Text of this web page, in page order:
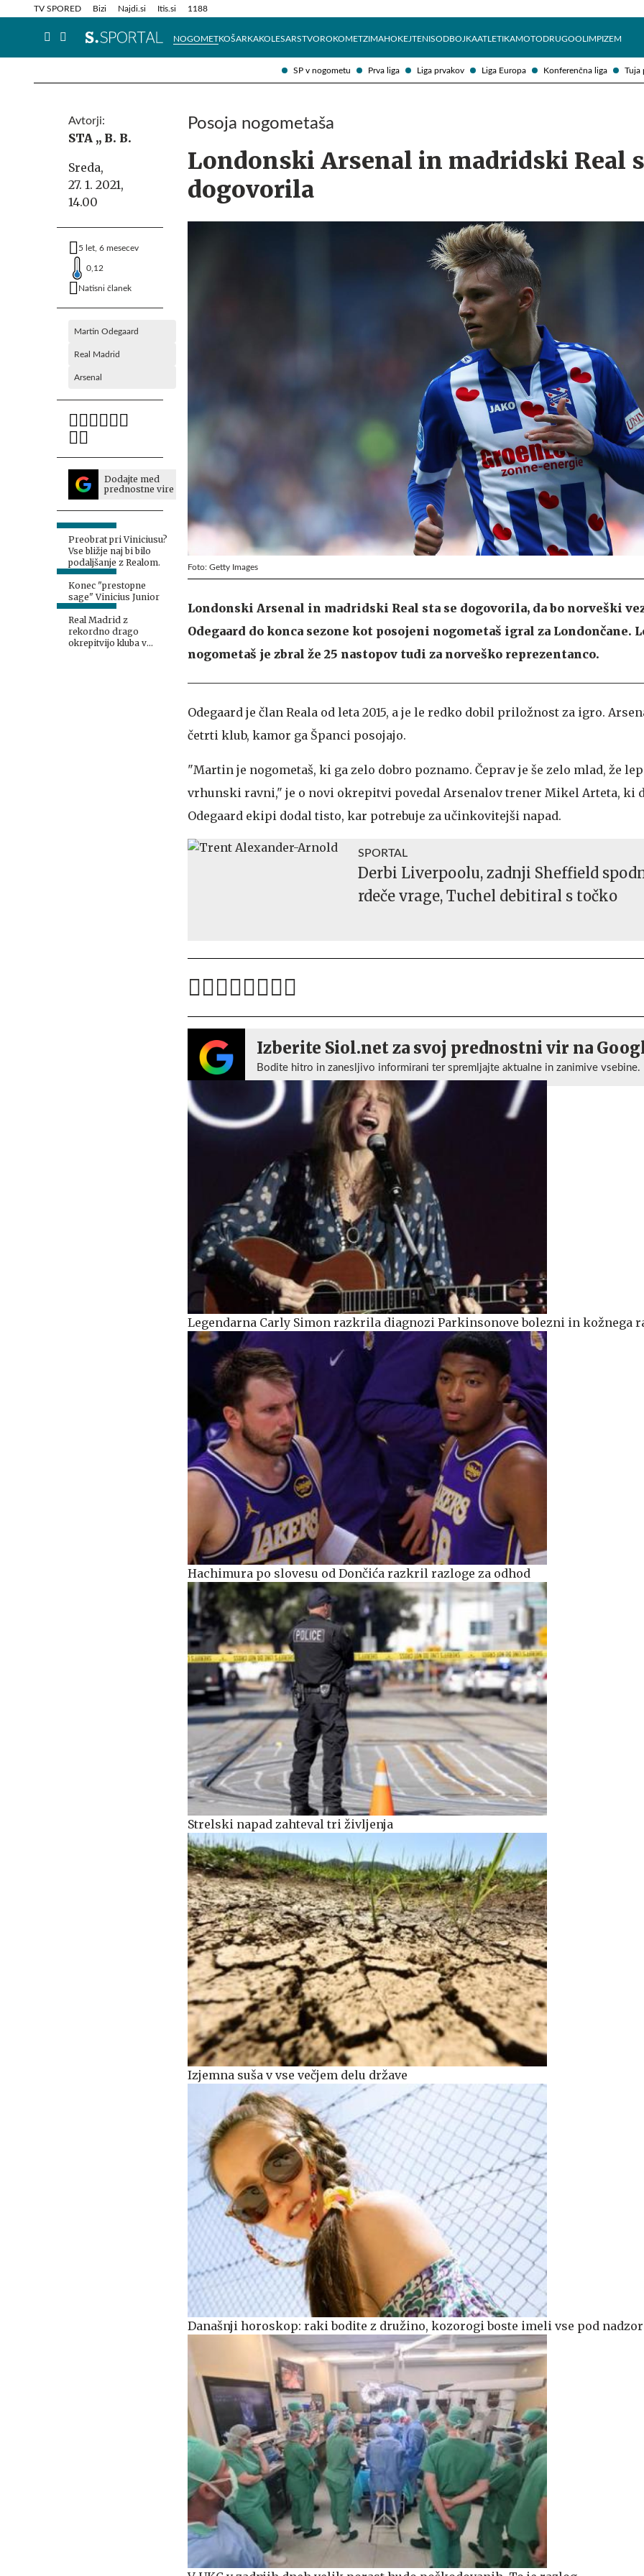
SP v nogometu Prva liga Liga prvakov Liga Europa Konferenčna liga Tuja
TV SPORED Bizi Najdi.si Itis.si 1188
NOGOMETKOŠARKAKOLESARSTVOROKOMETZIMAHOKEJTENISODBOJKAATLETIKAMOTODRUGOOLIMPIZEM
Info in obvestila Tehnik
Avtorji:
STA ,, B. B.
Sreda,
27. 1. 2021,
14.00
5 let, 6 mesecev
0,12
Natisni članek
Martin Odegaard
Real Madrid
Arsenal
Dodajte med
prednostne vire
Preobrat pri Viniciusu?
Vse bližje naj bi bilo
podaljšanje z Realom.
Konec "prestopne
sage" Vinicius Junior
Real Madrid z
rekordno drago
okrepitvijo kluba v
Posoja nogometaša
Londonski Arsenal in madridski Real
dogovorila
Foto: Getty Images
Londonski Arsenal in madridski Real sta se dogovorila, da bo norveški
Odegaard do konca sezone kot posojeni nogometaš igral za Londončane.
nogometaš je zbral že 25 nastopov tudi za norveško reprezentanco.
Odegaard je član Reala od leta 2015, a je le redko dobil priložnost za igro.
četrti klub, kamor ga Španci posojajo.
"Martin je nogometaš, ki ga zelo dobro poznamo. Čeprav je še zelo mlad, že
vrhunski ravni," je o novi okrepitvi povedal Arsenalov trener Mikel Arteta, ki
Odegaard ekipi dodal tisto, kar potrebuje za učinkovitejši napad.
SPORTAL
Derbi Liverpoolu, zadnji Sheffield
rdeče vrage, Tuchel debitiral s točko
Izberite Siol.net za svoj prednostni vir na
Bodite hitro in zanesljivo informirani ter spremljajte aktualne in zanimive vsebine.
Legendarna Carly Simon razkrila diagnozi Parkinsonove bolezni in kožnega
Hachimura po slovesu od Dončića razkril razloge za odhod
Strelski napad zahteval tri življenja
Izjemna suša v vse večjem delu države
Današnji horoskop: raki bodite z družino, kozorogi boste imeli vse pod